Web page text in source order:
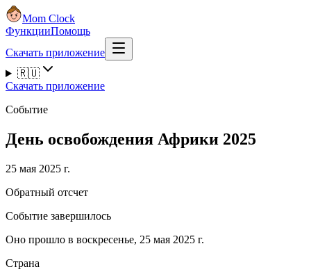
Mom Clock
ФункцииПомощь
Скачать приложение
🇷🇺
Скачать приложение
Событие
День освобождения Африки 2025
25 мая 2025 г.
Обратный отсчет
Событие завершилось
Оно прошло в воскресенье, 25 мая 2025 г.
Страна